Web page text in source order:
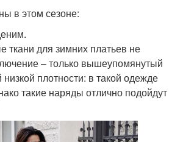
в этом сезоне:
ткани для зимних платьев не
– только вышеупомянутый
плотности: в такой одежде
такие наряды отлично подойдут